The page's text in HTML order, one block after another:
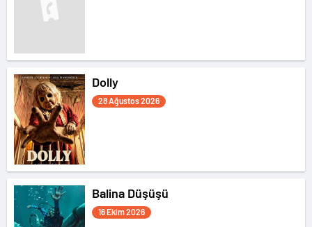
Dolly
28 Ağustos 2026
Balina Düşüşü
16 Ekim 2026